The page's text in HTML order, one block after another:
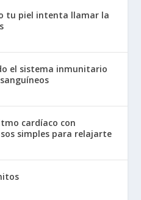
tu piel intenta llamar la
el sistema inmunitario
cardíaco con
simples para relajarte